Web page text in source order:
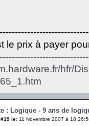
le prix à payer
hfr/
: Logique - 9 ans de
#19 le: 11 Novembre 2007 à